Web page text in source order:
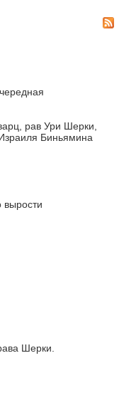
рав Ури Шерки,
Биньямина
вырости
Шерки.